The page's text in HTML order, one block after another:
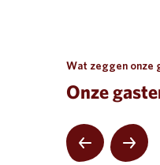
Wat zeggen onze
Onze